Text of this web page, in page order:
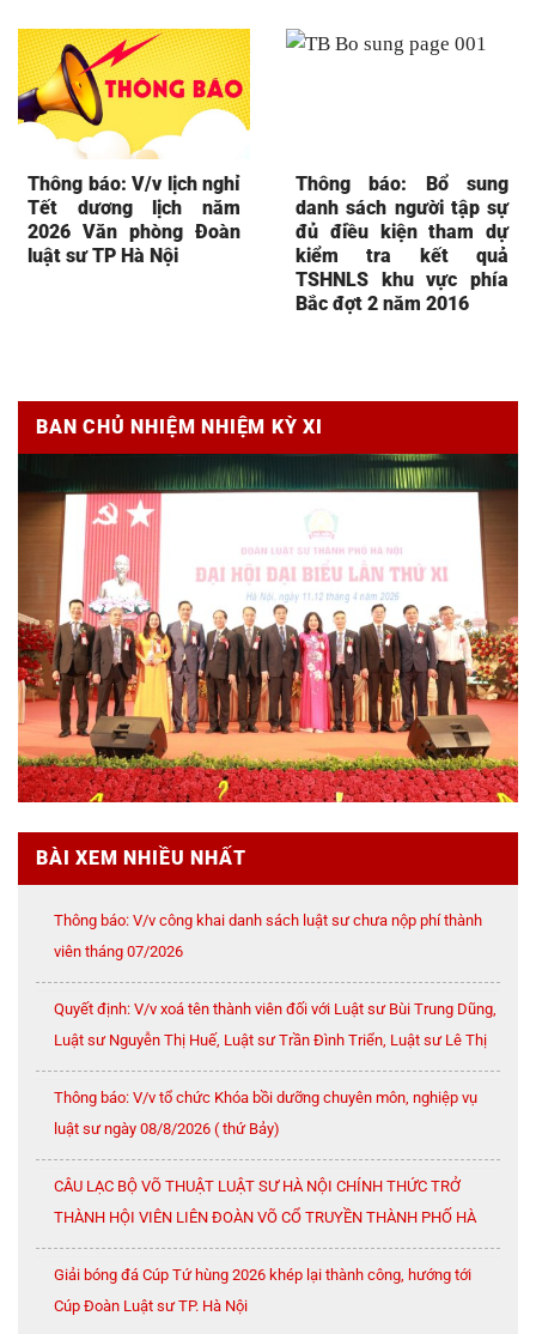
Thông báo: V/v lịch nghỉ
Tết dương lịch năm
2026 Văn phòng Đoàn
luật sư TP Hà Nội
Thông báo: Bổ sung
danh sách người tập sự
đủ điều kiện tham dự
kiểm tra kết quả
TSHNLS khu vực phía
Bắc đợt 2 năm 2016
BAN CHỦ NHIỆM NHIỆM KỲ XI
BÀI XEM NHIỀU NHẤT
Thông báo: V/v công khai danh sách luật sư chưa nộp phí thành
viên tháng 07/2026
Quyết định: V/v xoá tên thành viên đối với Luật sư Bùi Trung Dũng,
Luật sư Nguyễn Thị Huế, Luật sư Trần Đình Triển, Luật sư Lê Thị
Oanh
Thông báo: V/v tổ chức Khóa bồi dưỡng chuyên môn, nghiệp vụ
luật sư ngày 08/8/2026 ( thứ Bảy)
CÂU LẠC BỘ VÕ THUẬT LUẬT SƯ HÀ NỘI CHÍNH THỨC TRỞ
THÀNH HỘI VIÊN LIÊN ĐOÀN VÕ CỔ TRUYỀN THÀNH PHỐ HÀ
NỘI
Giải bóng đá Cúp Tứ hùng 2026 khép lại thành công, hướng tới
Cúp Đoàn Luật sư TP. Hà Nội